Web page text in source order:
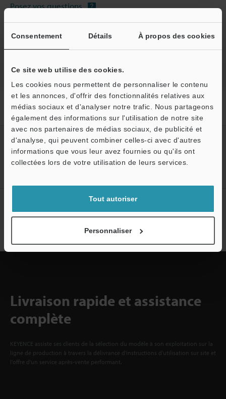
Consentement Détails À propos des cookies
Ce site web utilise des cookies.
Les cookies nous permettent de personnaliser le contenu
et les annonces, d'offrir des fonctionnalités relatives aux
médias sociaux et d'analyser notre trafic. Nous partageons
également des informations sur l'utilisation de notre site
avec nos partenaires de médias sociaux, de publicité et
d'analyse, qui peuvent combiner celles-ci avec d'autres
informations que vous leur avez fournies ou qu'ils ont
collectées lors de votre utilisation de leurs services.
Tout autoriser
Personnaliser
Posez vos questions
Démo / Test
Accueil Produits Système de mesure 3D
Modèles
Créez votre compte KEYENCE
Inscrivez-vous maintenant!
Abonnement à la lettre
d'information
Livraison rapide et assistance
complète
KEYENCE assiste ses clients de la sélection du modèle à son exploitation sur la
ligne de production à travers la délivrance d'instructions d'utilisation sur site et
l'offre d'un service après-vente performant.